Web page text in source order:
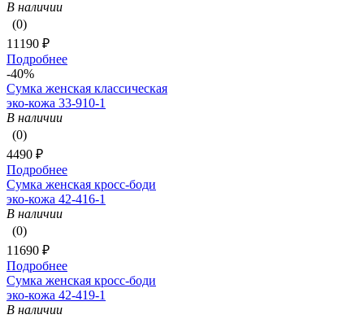
В наличии
(0)
11190 ₽
Подробнее
-40%
Сумка женская классическая
эко-кожа 33-910-1
В наличии
(0)
4490 ₽
Подробнее
Сумка женская кросс-боди
эко-кожа 42-416-1
В наличии
(0)
11690 ₽
Подробнее
Сумка женская кросс-боди
эко-кожа 42-419-1
В наличии